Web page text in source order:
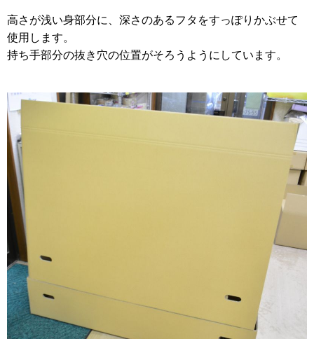
高さが浅い身部分に、深さのあるフタをすっぽりかぶせて
使用します。
持ち手部分の抜き穴の位置がそろうようにしています。